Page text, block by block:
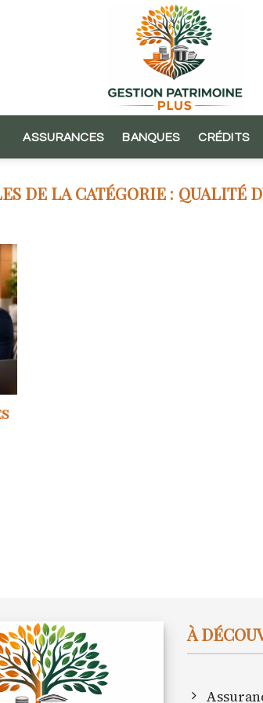
ASSURANCES BANQUES CRÉDITS
QUALITÉ
À